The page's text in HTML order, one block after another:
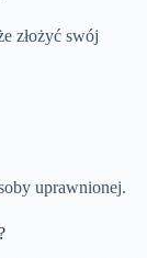
złożyć swój
uprawnionej.